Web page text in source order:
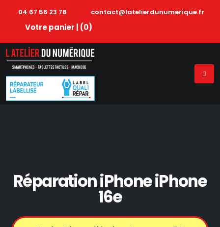
04 67 56 23 78 contact@latelierdunumerique.fr
Votre panier | (0)
Réparation iPhone iPhone
16e